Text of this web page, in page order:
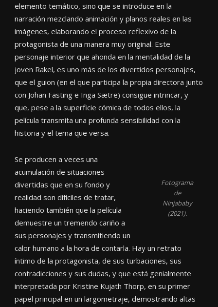
elemento temático, sino que se introduce en la
narración mezclando animación y planos reales en las
imágenes, elaborando el proceso reflexivo de la
protagonista de una manera muy original. Este
personaje interior que ahonda en la mentalidad de la
joven Rakel, es uno más de los divertidos personajes,
que el guion (en el que participa la propia directora junto
con Johan Fasting e Inga Sætre) consigue intrincar, y
que, pese a la superficie cómica de todos ellos, la
película transmita una profunda sensibilidad con la
historia y el tema que versa.
Fotograma
de
Ninjababy
(2021).
Se producen a veces una
acumulación de situaciones
divertidas que en su fondo y
realidad son difíciles de tratar,
haciendo también que la película
demuestre un tremendo cariño a
sus personajes y transmitiendo un
calor humano a la hora de contarla. Hay un retrato
íntimo de la protagonista, de sus turbaciones, sus
contradicciones y sus dudas, y que está genialmente
interpretada por Kristine Kujath Thorp, en su primer
papel principal en un largometraje, demostrando altas